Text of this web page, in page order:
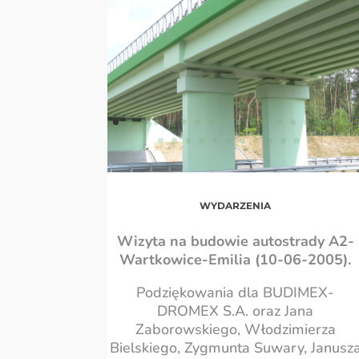
WYDARZENIA
Wizyta na budowie autostrady A2-
Wartkowice-Emilia (10-06-2005).
Podziękowania dla BUDIMEX-
DROMEX S.A. oraz Jana
Zaborowskiego, Włodzimierza
Bielskiego, Zygmunta Suwary,